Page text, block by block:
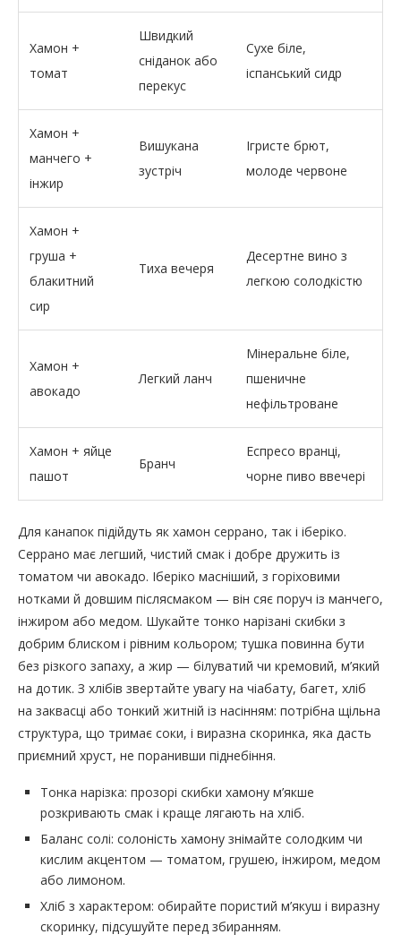
Хамон +
томат
Швидкий
сніданок або
перекус
Сухе біле,
іспанський сидр
Хамон +
манчего +
інжир
Вишукана
зустріч
Ігристе брют,
молоде червоне
Хамон +
груша +
блакитний
сир
Тиха вечеря
Десертне вино з
легкою солодкістю
Хамон +
авокадо
Легкий ланч
Мінеральне біле,
пшеничне
нефільтроване
Хамон + яйце
пашот
Бранч
Еспресо вранці,
чорне пиво ввечері
Для канапок підійдуть як хамон серрано, так і іберіко.
Серрано має легший, чистий смак і добре дружить із
томатом чи авокадо. Іберіко масніший, з горіховими
нотками й довшим післясмаком — він сяє поруч із манчего,
інжиром або медом. Шукайте тонко нарізані скибки з
добрим блиском і рівним кольором; тушка повинна бути
без різкого запаху, а жир — білуватий чи кремовий, м’який
на дотик. З хлібів звертайте увагу на чіабату, багет, хліб
на заквасці або тонкий житній із насінням: потрібна щільна
структура, що тримає соки, і виразна скоринка, яка дасть
приємний хруст, не поранивши піднебіння.
Тонка нарізка: прозорі скибки хамону м’якше
розкривають смак і краще лягають на хліб.
Баланс солі: солоність хамону знімайте солодким чи
кислим акцентом — томатом, грушею, інжиром, медом
або лимоном.
Хліб з характером: обирайте пористий м’якуш і виразну
скоринку, підсушуйте перед збиранням.